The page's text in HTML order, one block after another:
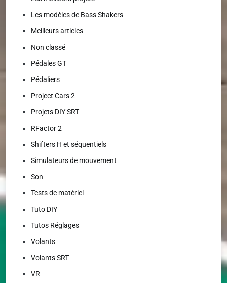
Les modèles de Bass Shakers
Meilleurs articles
Non classé
Pédales GT
Pédaliers
Project Cars 2
Projets DIY SRT
RFactor 2
Shifters H et séquentiels
Simulateurs de mouvement
Son
Tests de matériel
Tuto DIY
Tutos Réglages
Volants
Volants SRT
VR